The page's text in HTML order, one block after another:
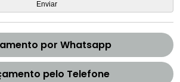
por Whatsapp
pelo Telefone